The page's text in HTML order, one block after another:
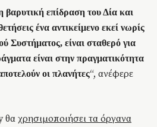
βαρυτική επίδραση του Δία και
ένα αντικείμενο εκεί νωρίς
Συστήματος, είναι σταθερό για
είναι στην πραγματικότητα
οι πλανήτες“, ανέφερε
θα χρησιμοποιήσει τα όργανα